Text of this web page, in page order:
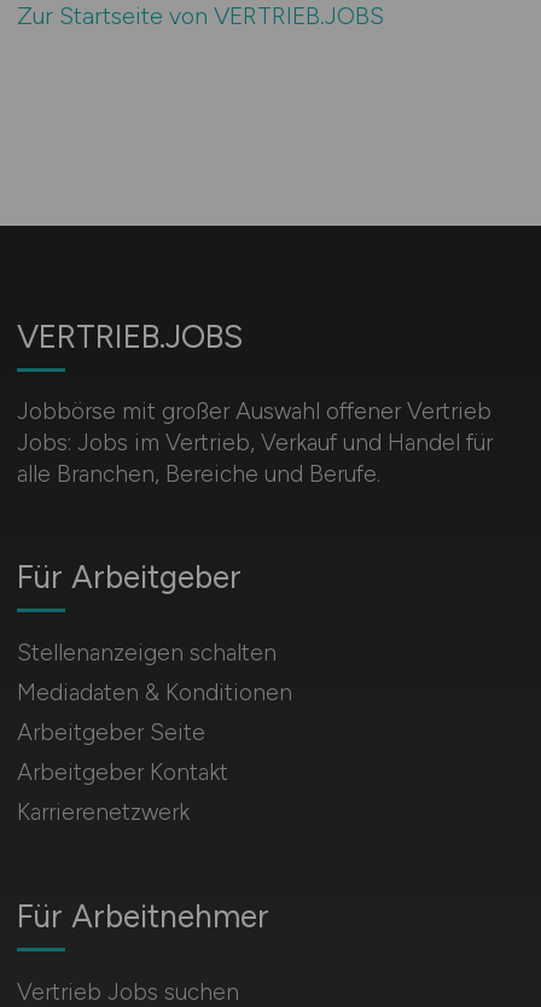
Zur Startseite von VERTRIEB.JOBS
VERTRIEB.JOBS
Jobbörse mit großer Auswahl offener Vertrieb
Jobs: Jobs im Vertrieb, Verkauf und Handel für
alle Branchen, Bereiche und Berufe.
Für Arbeitnehmer
Vertrieb Jobs suchen
Für Arbeitgeber
Stellenanzeigen schalten
Mediadaten & Konditionen
Arbeitgeber Seite
Arbeitgeber Kontakt
Karrierenetzwerk